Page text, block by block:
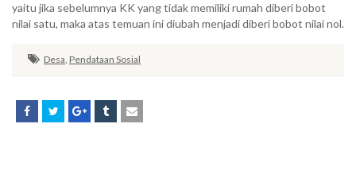
yaitu jika sebelumnya KK yang tidak memiliki rumah diberi bobot
nilai satu, maka atas temuan ini diubah menjadi diberi bobot nilai nol.
Desa, Pendataan Sosial